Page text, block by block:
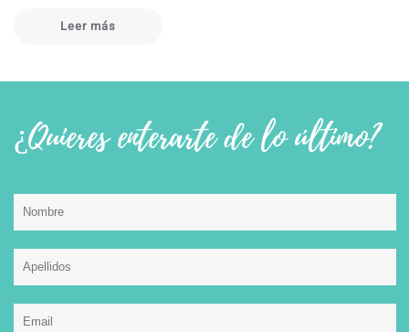
Leer más
¿Quieres enterarte de lo último?